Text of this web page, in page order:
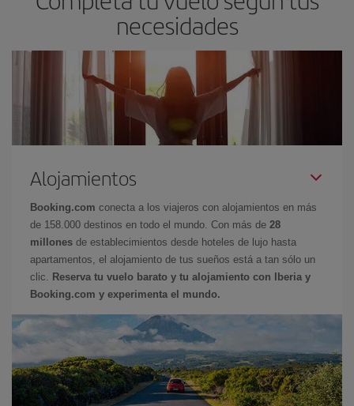
necesidades
Alojamientos
Booking.com conecta a los viajeros con alojamientos en más
de 158.000 destinos en todo el mundo. Con más de 28
millones de establecimientos desde hoteles de lujo hasta
apartamentos, el alojamiento de tus sueños está a tan sólo un
clic.
Reserva tu vuelo barato y tu alojamiento con Iberia y
Booking.com y experimenta el mundo.